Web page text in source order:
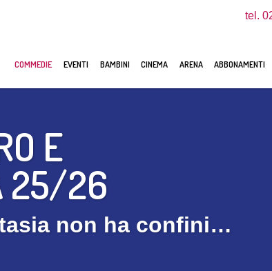
tel.
COMMEDIE EVENTI BAMBINI CINEMA ARENA ABBONAMENTI
E
25/26
non ha confini…